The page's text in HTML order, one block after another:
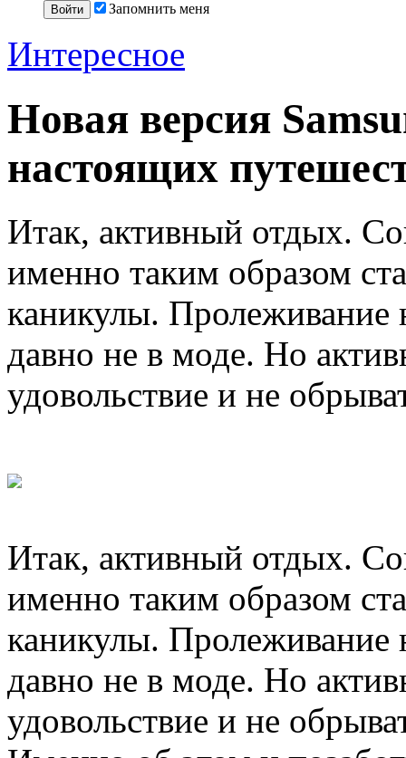
Запомнить меня
Интересное
Новая версия
настоящих
Итак, активный отдых.
именно таким образом
каникулы. Пролеживание
давно не в моде. Но
удовольствие и не
Итак, активный отдых.
именно таким образом
каникулы. Пролеживание
давно не в моде. Но
удовольствие и не